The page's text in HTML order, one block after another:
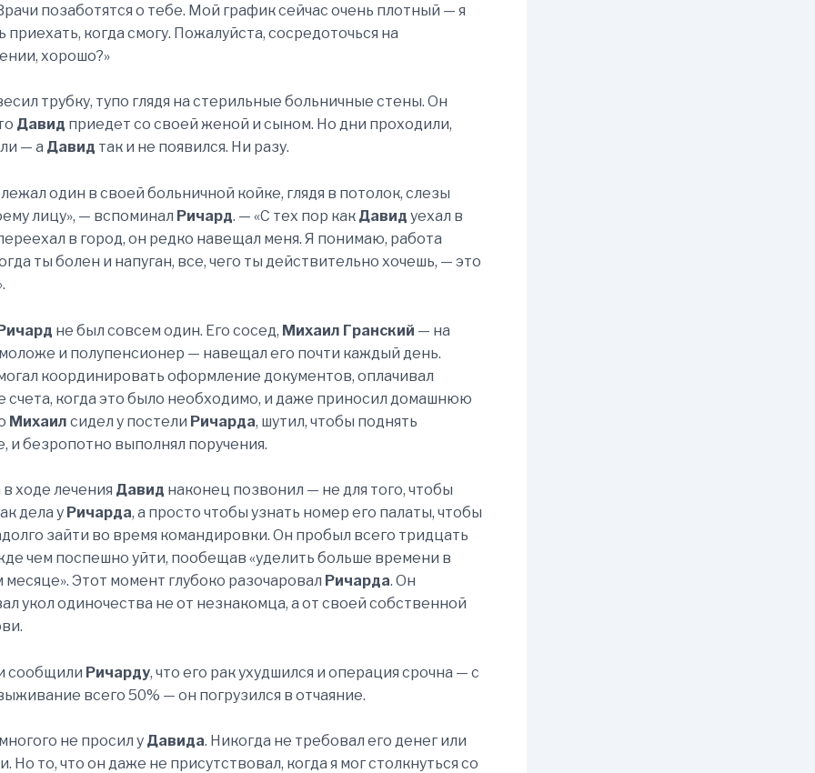
позаботятся о тебе. Мой график сейчас очень плотный — я
приехать, когда смогу. Пожалуйста, сосредоточься на
хорошо?»
трубку, тупо глядя на стерильные больничные стены. Он
Давид приедет со своей женой и сыном. Но дни проходили,
— а Давид так и не появился. Ни разу.
лежал один в своей больничной койке, глядя в потолок, слезы
лицу», — вспоминал Ричард. — «С тех пор как Давид уехал в
в город, он редко навещал меня. Я понимаю, работа
ты болен и напуган, все, чего ты действительно хочешь, — это
не был совсем один. Его сосед, Михаил Гранский — на
и полупенсионер — навещал его почти каждый день.
координировать оформление документов, оплачивал
счета, когда это было необходимо, и даже приносил домашнюю
Михаил сидел у постели Ричарда, шутил, чтобы поднять
и безропотно выполнял поручения.
ходе лечения Давид наконец позвонил — не для того, чтобы
дела у Ричарда, а просто чтобы узнать номер его палаты, чтобы
зайти во время командировки. Он пробыл всего тридцать
чем поспешно уйти, пообещав «уделить больше времени в
Этот момент глубоко разочаровал Ричарда. Он
укол одиночества не от незнакомца, а от своей собственной
сообщили Ричарду, что его рак ухудшился и операция срочна — с
всего 50% — он погрузился в отчаяние.
не просил у Давида. Никогда не требовал его денег или
Но то, что он даже не присутствовал, когда я мог столкнуться со